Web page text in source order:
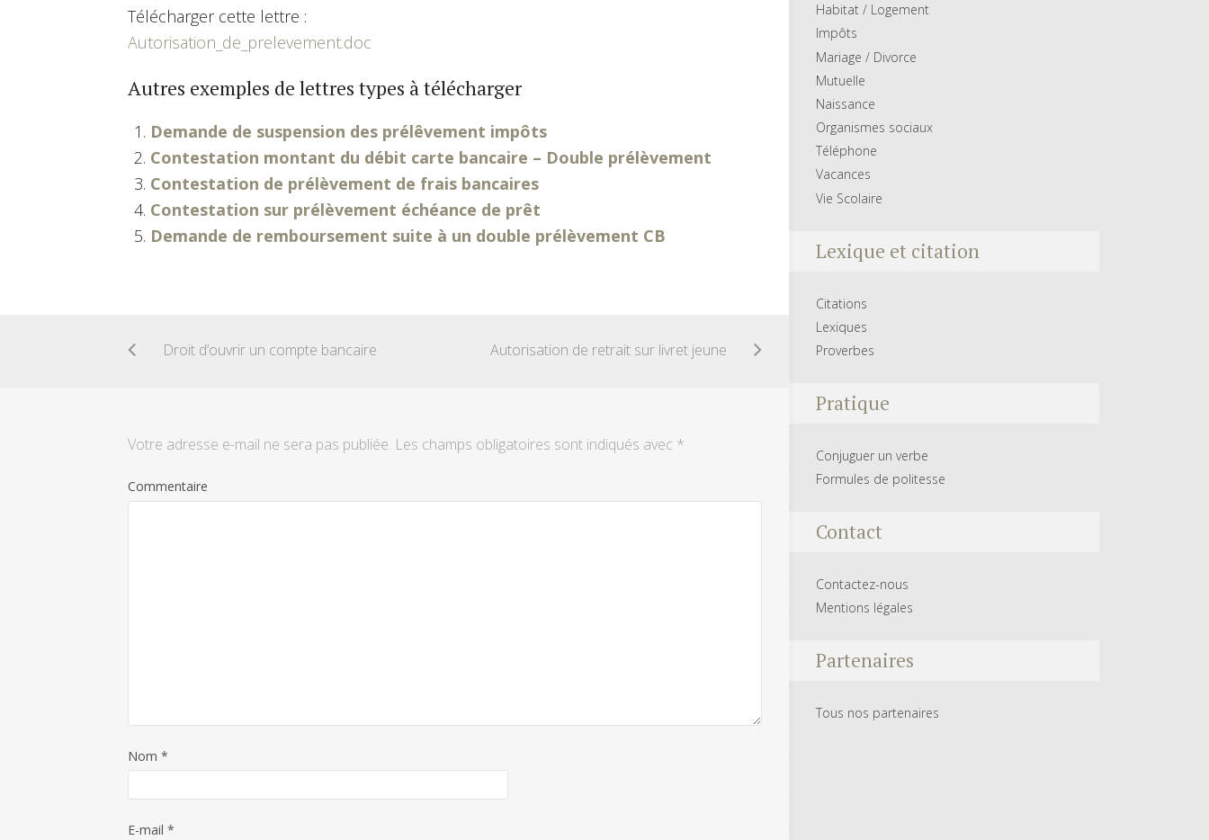
Télécharger cette lettre :
Autorisation_de_prelevement.doc
Autres exemples de lettres types à télécharger
Demande de suspension des prélêvement impôts
Contestation montant du débit carte bancaire – Double prélèvement
Contestation de prélèvement de frais bancaires
Contestation sur prélèvement échéance de prêt
Demande de remboursement suite à un double prélèvement CB
Droit d’ouvrir un compte bancaire Autorisation de retrait sur livret jeune
Votre adresse e-mail ne sera pas publiée. Les champs obligatoires sont indiqués avec *
Commentaire
Nom *
E-mail *
Habitat / Logement
Impôts
Mariage / Divorce
Mutuelle
Naissance
Organismes sociaux
Téléphone
Vacances
Vie Scolaire
Lexique et citation
Citations
Lexiques
Proverbes
Pratique
Conjuguer un verbe
Formules de politesse
Contact
Contactez-nous
Mentions légales
Partenaires
Tous nos partenaires